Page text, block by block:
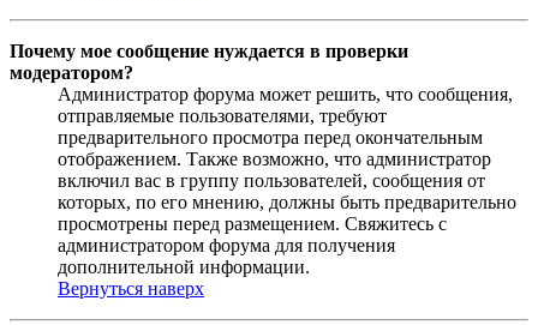
Почему мое сообщение нуждается в проверки
модератором?
Администратор форума может решить, что сообщения,
отправляемые пользователями, требуют
предварительного просмотра перед окончательным
отображением. Также возможно, что администратор
включил вас в группу пользователей, сообщения от
которых, по его мнению, должны быть предварительно
просмотрены перед размещением. Свяжитесь с
администратором форума для получения
дополнительной информации.
Вернуться наверх